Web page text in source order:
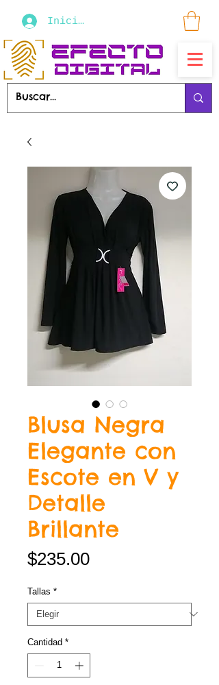
Iniciar sesión
Blusa Negra
Elegante con
Escote en V y
Detalle
Brillante
$235.00Precio
Tallas *
Cantidad *